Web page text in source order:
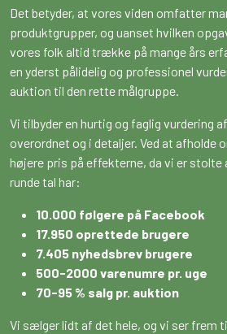
Det betyder, at vores viden omfatter
produktgrupper, og uanset hvilken
vores folk altid trække på mange års
en yderst pålidelig og professionel
auktion til den rette målgruppe.
Vi tilbyder en hurtig og faglig vurdering
overordnet og i detaljer. Ved at afholde
højere pris på effekterne, da vi er stolte
runde tal har:
10.000 følgere på Facebook
17.950 oprettede brugere
7.405 nyhedsbrev brugere
500-2000 varenumre pr. uge
70-95 % salg pr. auktion
Vi sælger lidt af det hele, og vi ser frem